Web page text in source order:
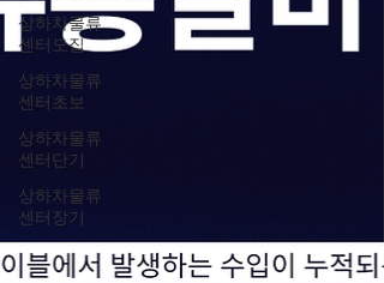
상하차물류
센터모집
상하차물류
센터초보
상하차물류
센터단기
상하차물류
센터장기